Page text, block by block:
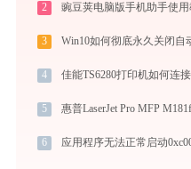
2
3
4 佳能TS6280打印机如何连
5
6 应用程序无法正常启动